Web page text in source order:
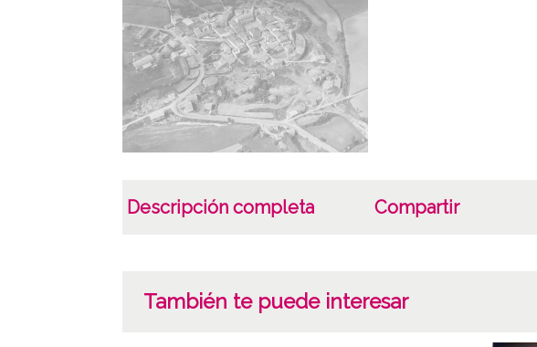
Descripción completa Compartir
También te puede interesar